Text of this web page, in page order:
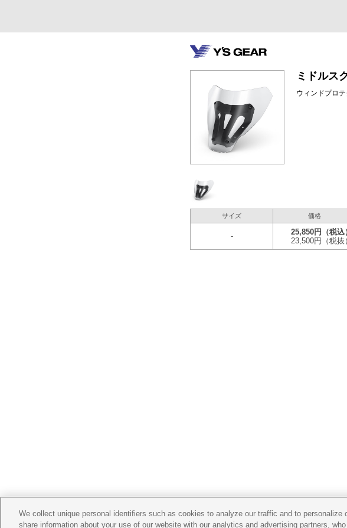
ミドルス
ウィンドプロ
サイズ 価格
- 25,850円
（税込
23,500円
（税抜
We collect unique personal identifiers such as cookies to analyze our traffic and to personalize
share information about your use of our website with our analytics and advertising partners,